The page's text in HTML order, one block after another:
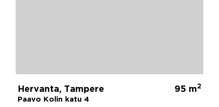
Hervanta, Tampere
Paavo Kolin katu 4
95 m2